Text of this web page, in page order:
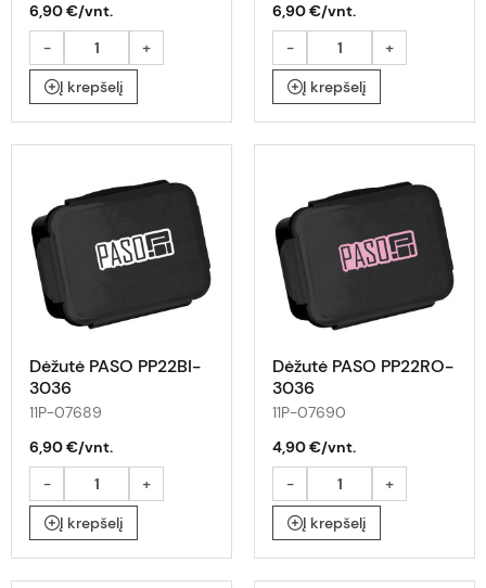
6,90 €/vnt.
-
+
Į krepšelį
6,90 €/vnt.
-
+
Į krepšelį
Dėžutė PASO PP22BI-
3036
11P-07689
6,90 €/vnt.
-
+
Į krepšelį
Dėžutė PASO PP22RO-
3036
11P-07690
4,90 €/vnt.
-
+
Į krepšelį